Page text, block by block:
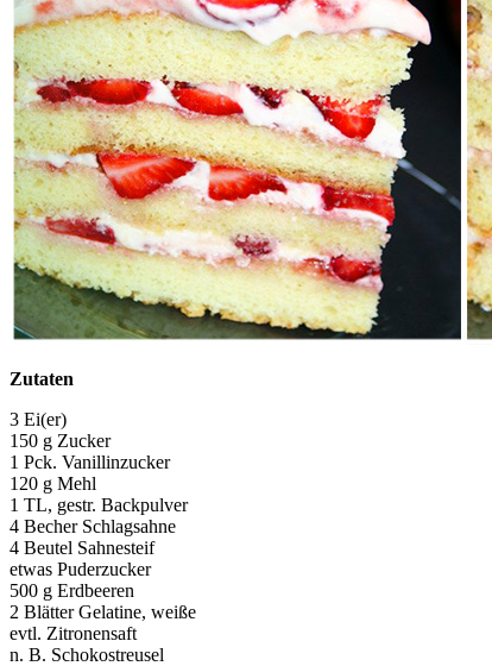
Zutaten
3 Ei(er)
150 g Zucker
1 Pck. Vanillinzucker
120 g Mehl
1 TL, gestr. Backpulver
4 Becher Schlagsahne
4 Beutel Sahnesteif
etwas Puderzucker
500 g Erdbeeren
2 Blätter Gelatine, weiße
evtl. Zitronensaft
n. B. Schokostreusel